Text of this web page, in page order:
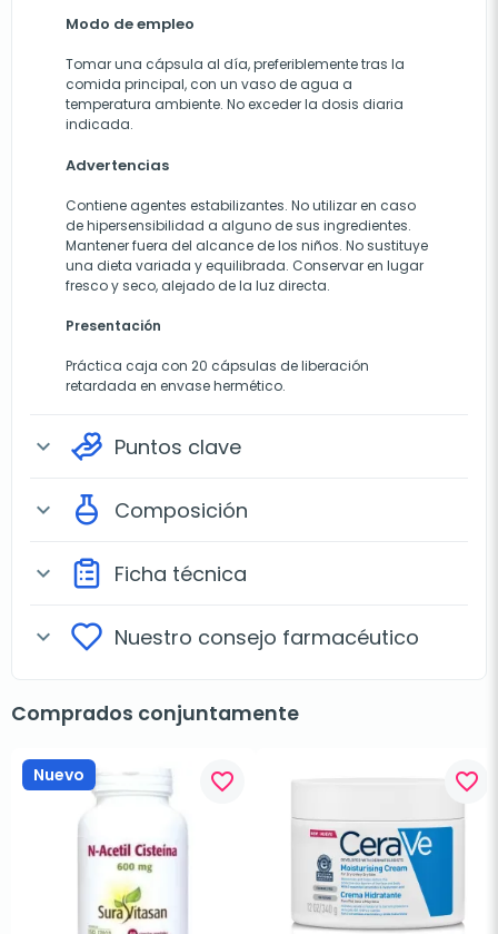
Modo de empleo
Tomar una cápsula al día, preferiblemente tras la
comida principal, con un vaso de agua a
temperatura ambiente. No exceder la dosis diaria
indicada.
Advertencias
Contiene agentes estabilizantes. No utilizar en caso
de hipersensibilidad a alguno de sus ingredientes.
Mantener fuera del alcance de los niños. No sustituye
una dieta variada y equilibrada. Conservar en lugar
fresco y seco, alejado de la luz directa.
Presentación
Práctica caja con 20 cápsulas de liberación
retardada en envase hermético.
expand_more Puntos clave
expand_more Composición
expand_more Ficha técnica
expand_more Nuestro consejo farmacéutico
Comprados conjuntamente
Nuevo favorite_border favorite_border